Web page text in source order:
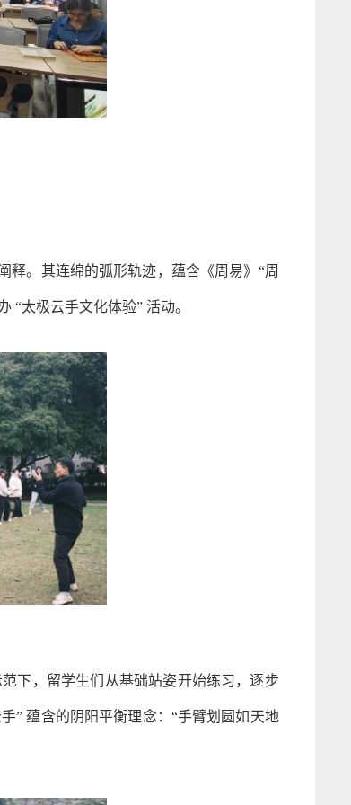
释。其连绵的弧形轨迹，蕴含《周易》“周
“太极云手文化体验” 活动。
下，留学生们从基础站姿开始练习，逐步
” 蕴含的阴阳平衡理念：“手臂划圆如天地